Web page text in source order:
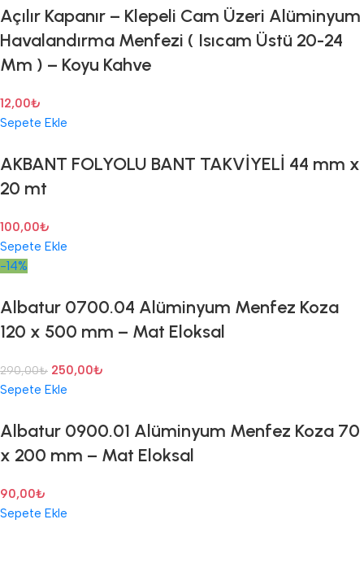
Açılır Kapanır – Klepeli Cam Üzeri Alüminyum
Havalandırma Menfezi ( Isıcam Üstü 20-24
Mm ) – Koyu Kahve
12,00₺
Sepete Ekle
AKBANT FOLYOLU BANT TAKVİYELİ 44 mm x
20 mt
100,00₺
Sepete Ekle
-14%
Albatur 0700.04 Alüminyum Menfez Koza
120 x 500 mm – Mat Eloksal
290,00₺ 250,00₺
Sepete Ekle
Albatur 0900.01 Alüminyum Menfez Koza 70
x 200 mm – Mat Eloksal
90,00₺
Sepete Ekle